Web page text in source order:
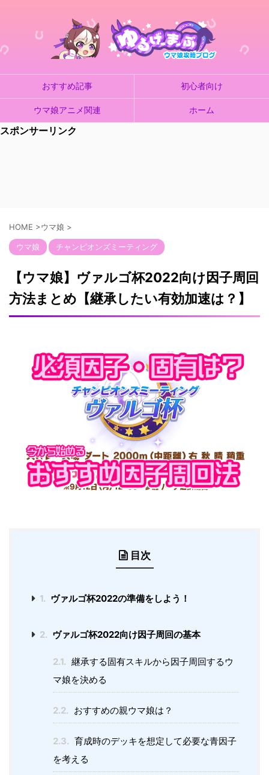
おすすめ記事 初心者向け
ウマ娘アニメ関連 ホーム
スポンサーリンク
HOME >ウマ娘 >
ウマ娘 チャンピオンズミーティング
【ウマ娘】ヴァルゴ杯2022向け因子周回
方法まとめ【継承したい有効加速は？】
目次
1. ヴァルゴ杯2022の準備をしよう！
2. ヴァルゴ杯2022向け因子周回の基本
2.1. 継承する固有スキルから因子周回するウ
マ娘を決める
2.2. おすすめの親ウマ娘は？
2.3. 育成時のデッキを想定して必要な青因子
を考える